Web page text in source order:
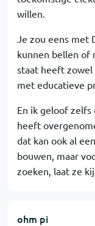
willen.
Je zou eens met
kunnen bellen of
staat heeft zowel
met educatieve
En ik geloof
heeft
dat kan ook al
bouwen, maar
zoeken, laat ze
ohm pi